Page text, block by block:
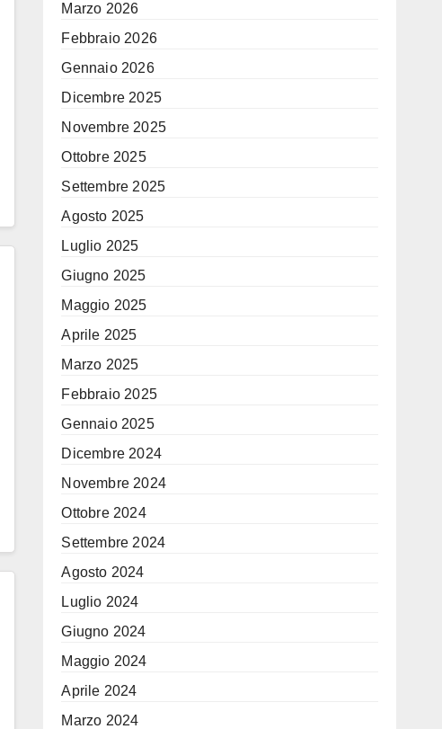
Marzo 2026
Febbraio 2026
Gennaio 2026
Dicembre 2025
Novembre 2025
Ottobre 2025
Settembre 2025
Agosto 2025
Luglio 2025
Giugno 2025
Maggio 2025
Aprile 2025
Marzo 2025
Febbraio 2025
Gennaio 2025
Dicembre 2024
Novembre 2024
Ottobre 2024
Settembre 2024
Agosto 2024
Luglio 2024
Giugno 2024
Maggio 2024
Aprile 2024
Marzo 2024